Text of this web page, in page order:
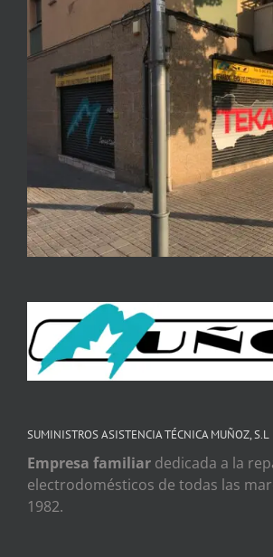
SUMINISTROS ASISTENCIA TÉCNICA MUÑOZ, S.L
Empresa familiar dedicada a la
electrodomésticos de todas las
1982.